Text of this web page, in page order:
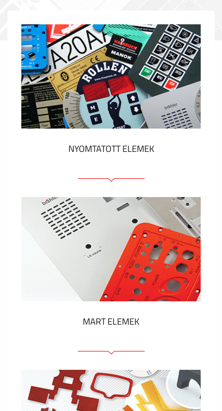
NYOMTATOTT ELEMEK
Fóliacímkék
Fóliabillentyűzet, Membrános billentyűzet
Fém címkék
Címkék
Műanyag címkék és cédulák
MUTASS TÖBBET
MART ELEMEK
Előlapok (elülső, tartó)
Anodizált panelek
Színes panelek